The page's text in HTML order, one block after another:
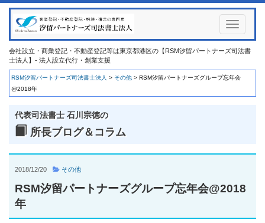
Toggle
会社設立・商業登記・不動産登記等は東京都港区の【RSM汐留パートナーズ司法書
士法人】- 法人設立代行・創業支援
RSM汐留パートナーズ司法書士法人 > その他 > RSM汐留パートナーズグループ忘年会
@2018年
代表司法書士 石川宗徳の
所長ブログ＆コラム
2018/12/20 その他
RSM汐留パートナーズグループ忘年会@2018
年